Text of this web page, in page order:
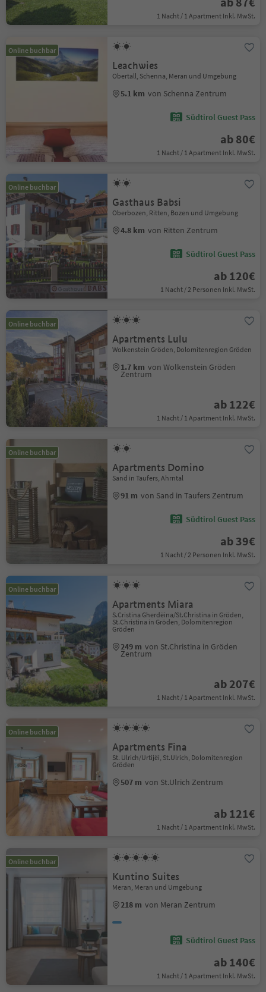
1 Nacht / 1 Apartment Inkl. MwSt.
Online buchbar
Leachwies
Obertall, Schenna, Meran und Umgebung
5.1 km von Schenna Zentrum
Südtirol Guest Pass
ab 80€
1 Nacht / 1 Apartment Inkl. MwSt.
Online buchbar
Gasthaus Babsi
Oberbozen, Ritten, Bozen und Umgebung
4.8 km von Ritten Zentrum
Südtirol Guest Pass
ab 120€
1 Nacht / 2 Personen Inkl. MwSt.
Online buchbar
Apartments Lulu
Wolkenstein Gröden, Dolomitenregion Gröden
1.7 km von Wolkenstein Gröden
Zentrum
ab 122€
1 Nacht / 1 Apartment Inkl. MwSt.
Online buchbar
Apartments Domino
Sand in Taufers, Ahrntal
91 m von Sand in Taufers Zentrum
Südtirol Guest Pass
ab 39€
1 Nacht / 2 Personen Inkl. MwSt.
Online buchbar
Apartments Miara
S.Cristina Gherdëina/St.Christina in Gröden,
St.Christina in Gröden, Dolomitenregion
Gröden
249 m von St.Christina in Gröden
Zentrum
ab 207€
1 Nacht / 1 Apartment Inkl. MwSt.
Online buchbar
Apartments Fina
St. Ulrich/Urtijëi, St.Ulrich, Dolomitenregion
Gröden
507 m von St.Ulrich Zentrum
ab 121€
1 Nacht / 1 Apartment Inkl. MwSt.
Online buchbar
Kuntino Suites
Meran, Meran und Umgebung
218 m von Meran Zentrum
Südtirol Guest Pass
ab 140€
1 Nacht / 1 Apartment Inkl. MwSt.